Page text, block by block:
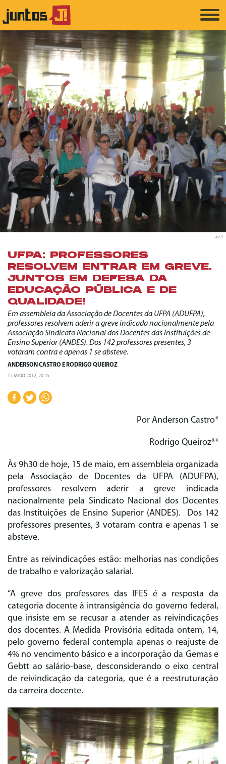
ass1
UFPA: PROFESSORES
RESOLVEM ENTRAR EM GREVE.
JUNTOS EM DEFESA DA
EDUCAÇÃO PÚBLICA E DE
QUALIDADE!
Em assembleia da Associação de Docentes da UFPA (ADUFPA),
professores resolvem aderir a greve indicada nacionalmente pela
Associação Sindicato Nacional dos Docentes das Instituições de
Ensino Superior (ANDES). Dos 142 professores presentes, 3
votaram contra e apenas 1 se absteve.
ANDERSON CASTRO E RODRIGO QUEIROZ
15 MAIO 2012, 20:55
Por Anderson Castro*
Rodrigo Queiroz**
Às 9h30 de hoje, 15 de maio, em assembleia organizada
pela Associação de Docentes da UFPA (ADUFPA),
professores resolvem aderir a greve indicada
nacionalmente pela Sindicato Nacional dos Docentes
das Instituições de Ensino Superior (ANDES). Dos 142
professores presentes, 3 votaram contra e apenas 1 se
absteve.
Entre as reivindicações estão: melhorias nas condições
de trabalho e valorização salarial.
“A greve dos professores das IFES é a resposta da
categoria docente à intransigência do governo federal,
que insiste em se recusar a atender as reivindicações
dos docentes. A Medida Provisória editada ontem, 14,
pelo governo federal contempla apenas o reajuste de
4% no vencimento básico e a incorporação da Gemas e
Gebtt ao salário-base, desconsiderando o eixo central
de reivindicação da categoria, que é a reestruturação
da carreira docente.